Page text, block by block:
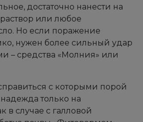
достаточно нанести на
или любое
Но если поражение
нужен более сильный удар
– средства «Молния» или
с которыми порой
только на
в случае с галловой